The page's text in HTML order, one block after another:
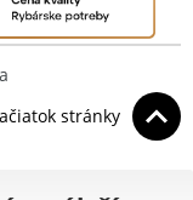
stránky